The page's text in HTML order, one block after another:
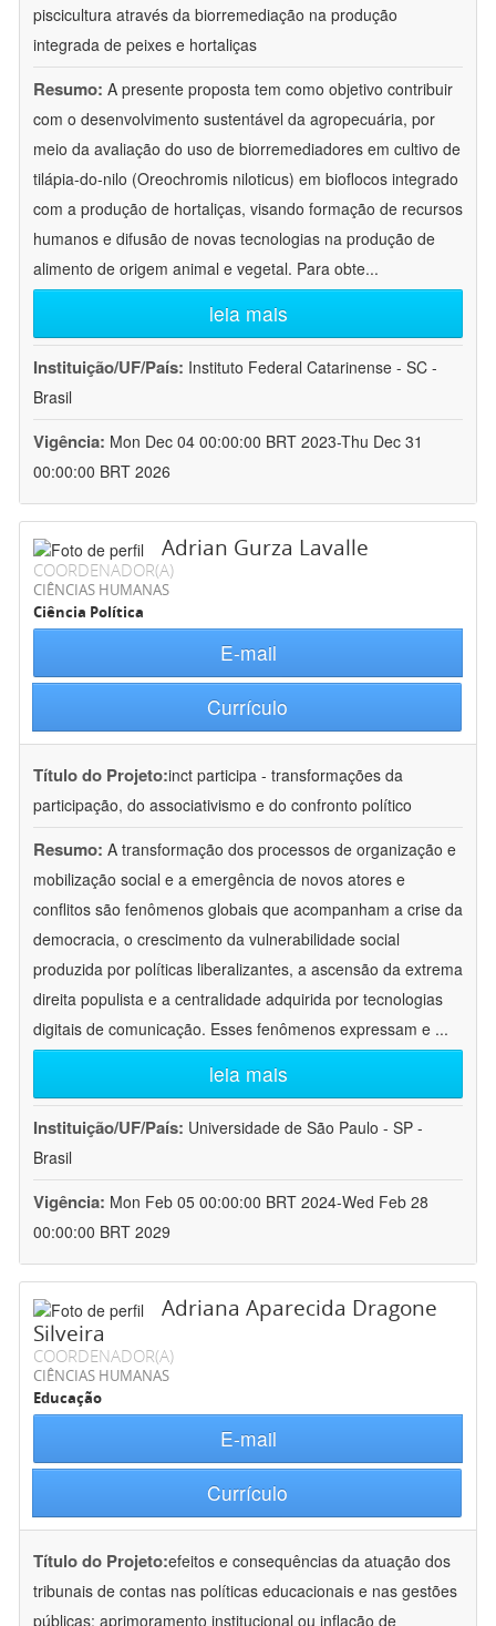
piscicultura através da biorremediação na produção
integrada de peixes e hortaliças
Resumo: A presente proposta tem como objetivo contribuir
com o desenvolvimento sustentável da agropecuária, por
meio da avaliação do uso de biorremediadores em cultivo de
tilápia-do-nilo (Oreochromis niloticus) em bioflocos integrado
com a produção de hortaliças, visando formação de recursos
humanos e difusão de novas tecnologias na produção de
alimento de origem animal e vegetal. Para obte...
leia mais
Instituição/UF/País: Instituto Federal Catarinense - SC -
Brasil
Vigência: Mon Dec 04 00:00:00 BRT 2023-Thu Dec 31
00:00:00 BRT 2026
Adrian Gurza Lavalle
COORDENADOR(A)
CIÊNCIAS HUMANAS
Ciência Política
E-mail
Currículo
Título do Projeto:inct participa - transformações da
participação, do associativismo e do confronto político
Resumo: A transformação dos processos de organização e
mobilização social e a emergência de novos atores e
conflitos são fenômenos globais que acompanham a crise da
democracia, o crescimento da vulnerabilidade social
produzida por políticas liberalizantes, a ascensão da extrema
direita populista e a centralidade adquirida por tecnologias
digitais de comunicação. Esses fenômenos expressam e ...
leia mais
Instituição/UF/País: Universidade de São Paulo - SP -
Brasil
Vigência: Mon Feb 05 00:00:00 BRT 2024-Wed Feb 28
00:00:00 BRT 2029
Adriana Aparecida Dragone
Silveira
COORDENADOR(A)
CIÊNCIAS HUMANAS
Educação
E-mail
Currículo
Título do Projeto:efeitos e consequências da atuação dos
tribunais de contas nas políticas educacionais e nas gestões
públicas: aprimoramento institucional ou inflação de